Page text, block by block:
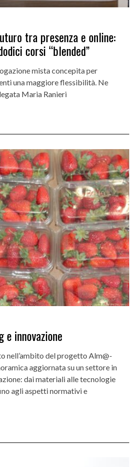
tra presenza e online:
corsi “blended”
mista concepita per
una maggiore flessibilità. Ne
Maria Ranieri
e innovazione
nell’ambito del progetto Alm@-
aggiornata su un settore in
dai materiali alle tecnologie
agli aspetti normativi e